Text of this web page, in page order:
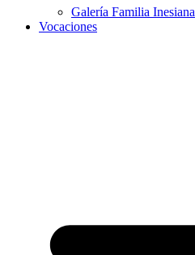
Galería Familia Inesiana
Vocaciones